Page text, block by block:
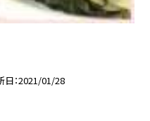
日 2021/01/28